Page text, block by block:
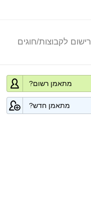
רישום לקבוצות/חוגים
מתאמן רשום?
מתאמן חדש?